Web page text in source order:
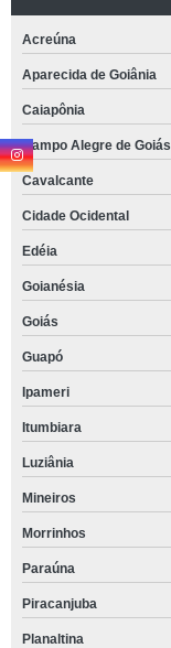
Acreúna
Aparecida de Goiânia
Caiapônia
Campo Alegre de Goiás
Cavalcante
Cidade Ocidental
Edéia
Goianésia
Goiás
Guapó
Ipameri
Itumbiara
Luziânia
Mineiros
Morrinhos
Paraúna
Piracanjuba
Planaltina